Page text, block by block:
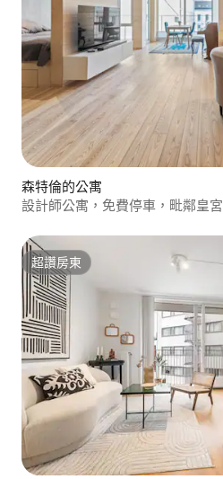
森特倫的公寓
設計師公寓，免費停車，毗鄰皇宮
超讚房東
超讚房東